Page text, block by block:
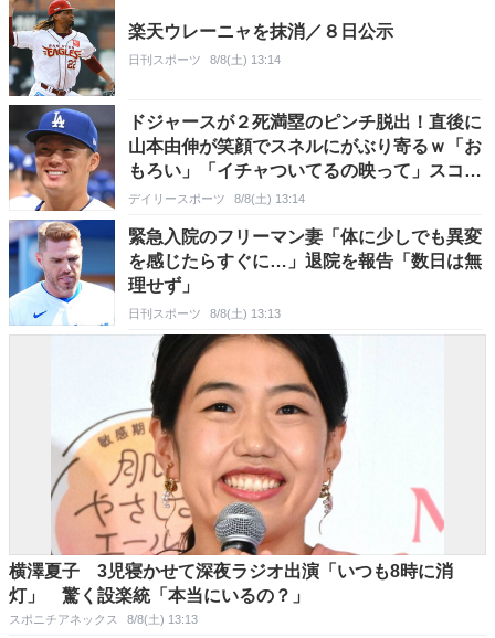
楽天ウレーニャを抹消／８日公示
日刊スポーツ 8/8(土) 13:14
ドジャースが２死満塁のピンチ脱出！直後に
山本由伸が笑顔でスネルにがぶり寄るｗ「お
もろい」「イチャついてるの映って」スコッ
トには満面の笑みで拍手
デイリースポーツ 8/8(土) 13:14
緊急入院のフリーマン妻「体に少しでも異変
を感じたらすぐに…」退院を報告「数日は無
理せず」
日刊スポーツ 8/8(土) 13:13
横澤夏子 3児寝かせて深夜ラジオ出演「いつも8時に消
灯」 驚く設楽統「本当にいるの？」
スポニチアネックス 8/8(土) 13:13